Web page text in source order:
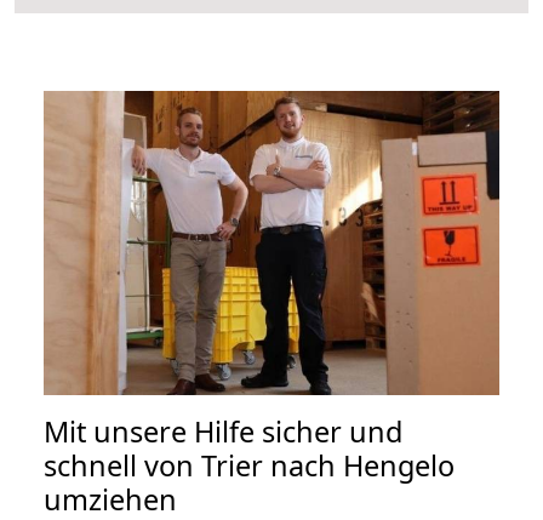
Mit unsere Hilfe sicher und
schnell von Trier nach Hengelo
umziehen